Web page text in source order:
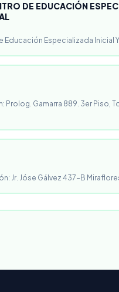
DE EDUCACIÓN
Educación Especializada Inicial
Gamarra 889. 3er Piso,
Jr. Jóse Gálvez 437-B